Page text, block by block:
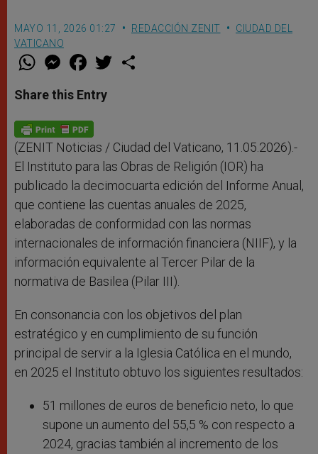
MAYO 11, 2026 01:27 REDACCIÓN ZENIT
CIUDAD DEL
VATICANO
W
t
s
p
p
M
e
s
e
g
e
r
F
a
e
b
o
k
w
Share this Entry
(ZENIT Noticias / Ciudad del Vaticano, 11.05.2026).-
El Instituto para las Obras de Religión (IOR) ha
publicado la decimocuarta edición del Informe Anual,
que contiene las cuentas anuales de 2025,
elaboradas de conformidad con las normas
internacionales de información financiera (NIIF), y la
información equivalente al Tercer Pilar de la
normativa de Basilea (Pilar III).
En consonancia con los objetivos del plan
estratégico y en cumplimiento de su función
principal de servir a la Iglesia Católica en el mundo,
en 2025 el Instituto obtuvo los siguientes resultados:
51 millones de euros de beneficio neto, lo que
supone un aumento del 55,5 % con respecto a
2024, gracias también al incremento de los